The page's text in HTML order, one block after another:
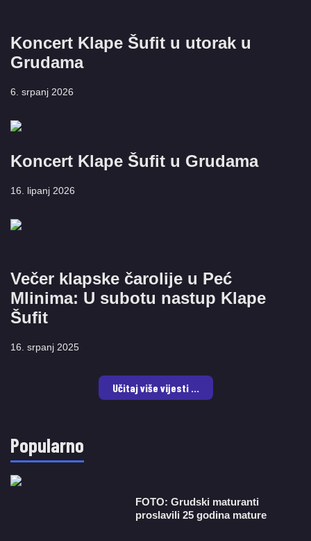
Koncert Klape Šufit u utorak u
Grudama
6. srpanj 2026
Koncert Klape Šufit u Grudama
16. lipanj 2026
Večer klapske čarolije u Peć
Mlinima: U subotu nastup Klape
Šufit
16. srpanj 2025
Učitaj više vijesti ...
Popularno
FOTO: Grudski maturanti
proslavili 25 godina mature